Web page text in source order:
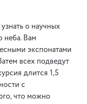
о научных
неба. Вам
экспонатами
всех подведут
длится 1,5
с
что можно